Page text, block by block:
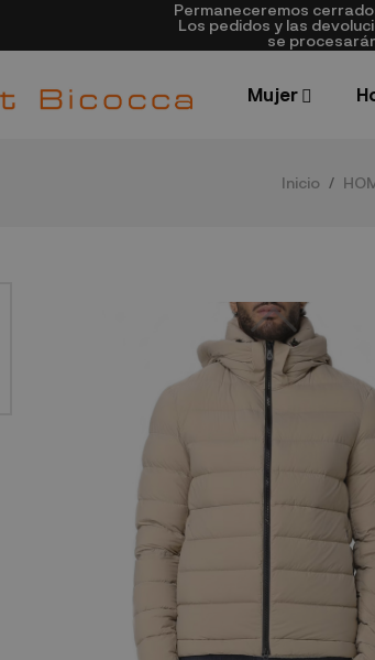
Permaneceremos
Los pedidos y las
se
Mujer
Inicio